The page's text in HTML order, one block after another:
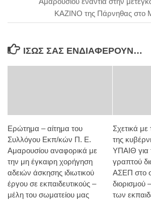
ΚΑΖΙΝΟ της Πάρνηθας στο
ΊΣΩΣ ΣΑΣ ΕΝΔΙΑΦΈΡΟΥΝ…
Ερώτημα – αίτημα του
Συλλόγου Εκπ/κών Π. Ε.
Αμαρουσίου αναφορικά με
την μη έγκαιρη χορήγηση
αδειών άσκησης ιδιωτικού
έργου σε εκπαιδευτικούς –
μέλη του σωματείου μας
Σχετικά με
της
ΥΠΑΙΘ για
γραπτού
ΑΣΕΠ στο
των